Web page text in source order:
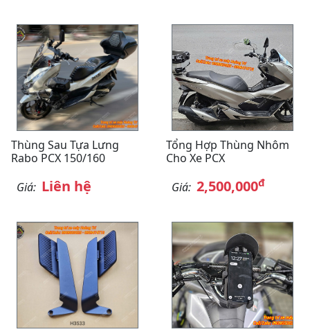
Thùng Sau Tựa Lưng
Rabo PCX 150/160
Giá: Liên hệ
Tổng Hợp Thùng Nhôm
Cho Xe PCX
Giá: 2,500,000đ